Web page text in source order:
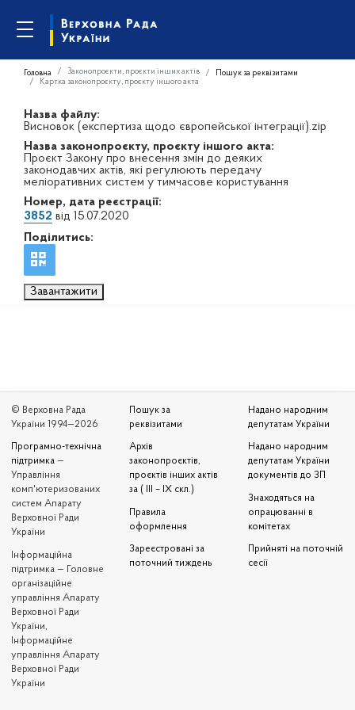
Головна Законопроєкти, проєкти інших актів
Пошук за реквізитами
Картка законопроєкту, проєкту іншого акта
Назва файлу:
Висновок (експертиза щодо європейської інтеграції).zip
Назва законопроєкту, проєкту іншого акта:
Проєкт Закону про внесення змін до деяких
законодавчих актів, які регулюють передачу
меліоративних систем у тимчасове користування
Номер, дата реєстрації:
3852 від 15.07.2020
Поділитись:
Завантажити
© Верховна Рада
України 1994—2026
Програмно-технічна
підтримка —
Управління
комп'ютеризованих
систем Апарату
Верховної Ради
України
Iнформаційна
підтримка — Головне
організаційне
управління Апарату
Верховної Ради
України,
Інформаційне
управління Апарату
Верховної Ради
України
Пошук за
реквізитами
Архів
законопроєктів,
проєктів інших актів
за ( III – IX скл.)
Правила
оформлення
Зареєстровані за
поточний тиждень
Надано народним
депутатам України
Надано народним
депутатам України
документів до ЗП
Знаходяться на
опрацюванні в
комітетах
Прийняті на поточній
сесії